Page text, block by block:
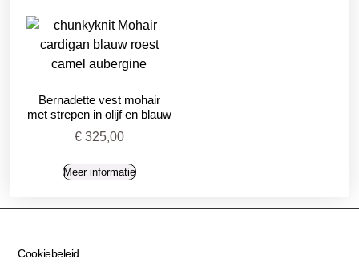
Bernadette vest mohair
met strepen in olijf en blauw
€325,00
Meer informatie
Cookiebeleid